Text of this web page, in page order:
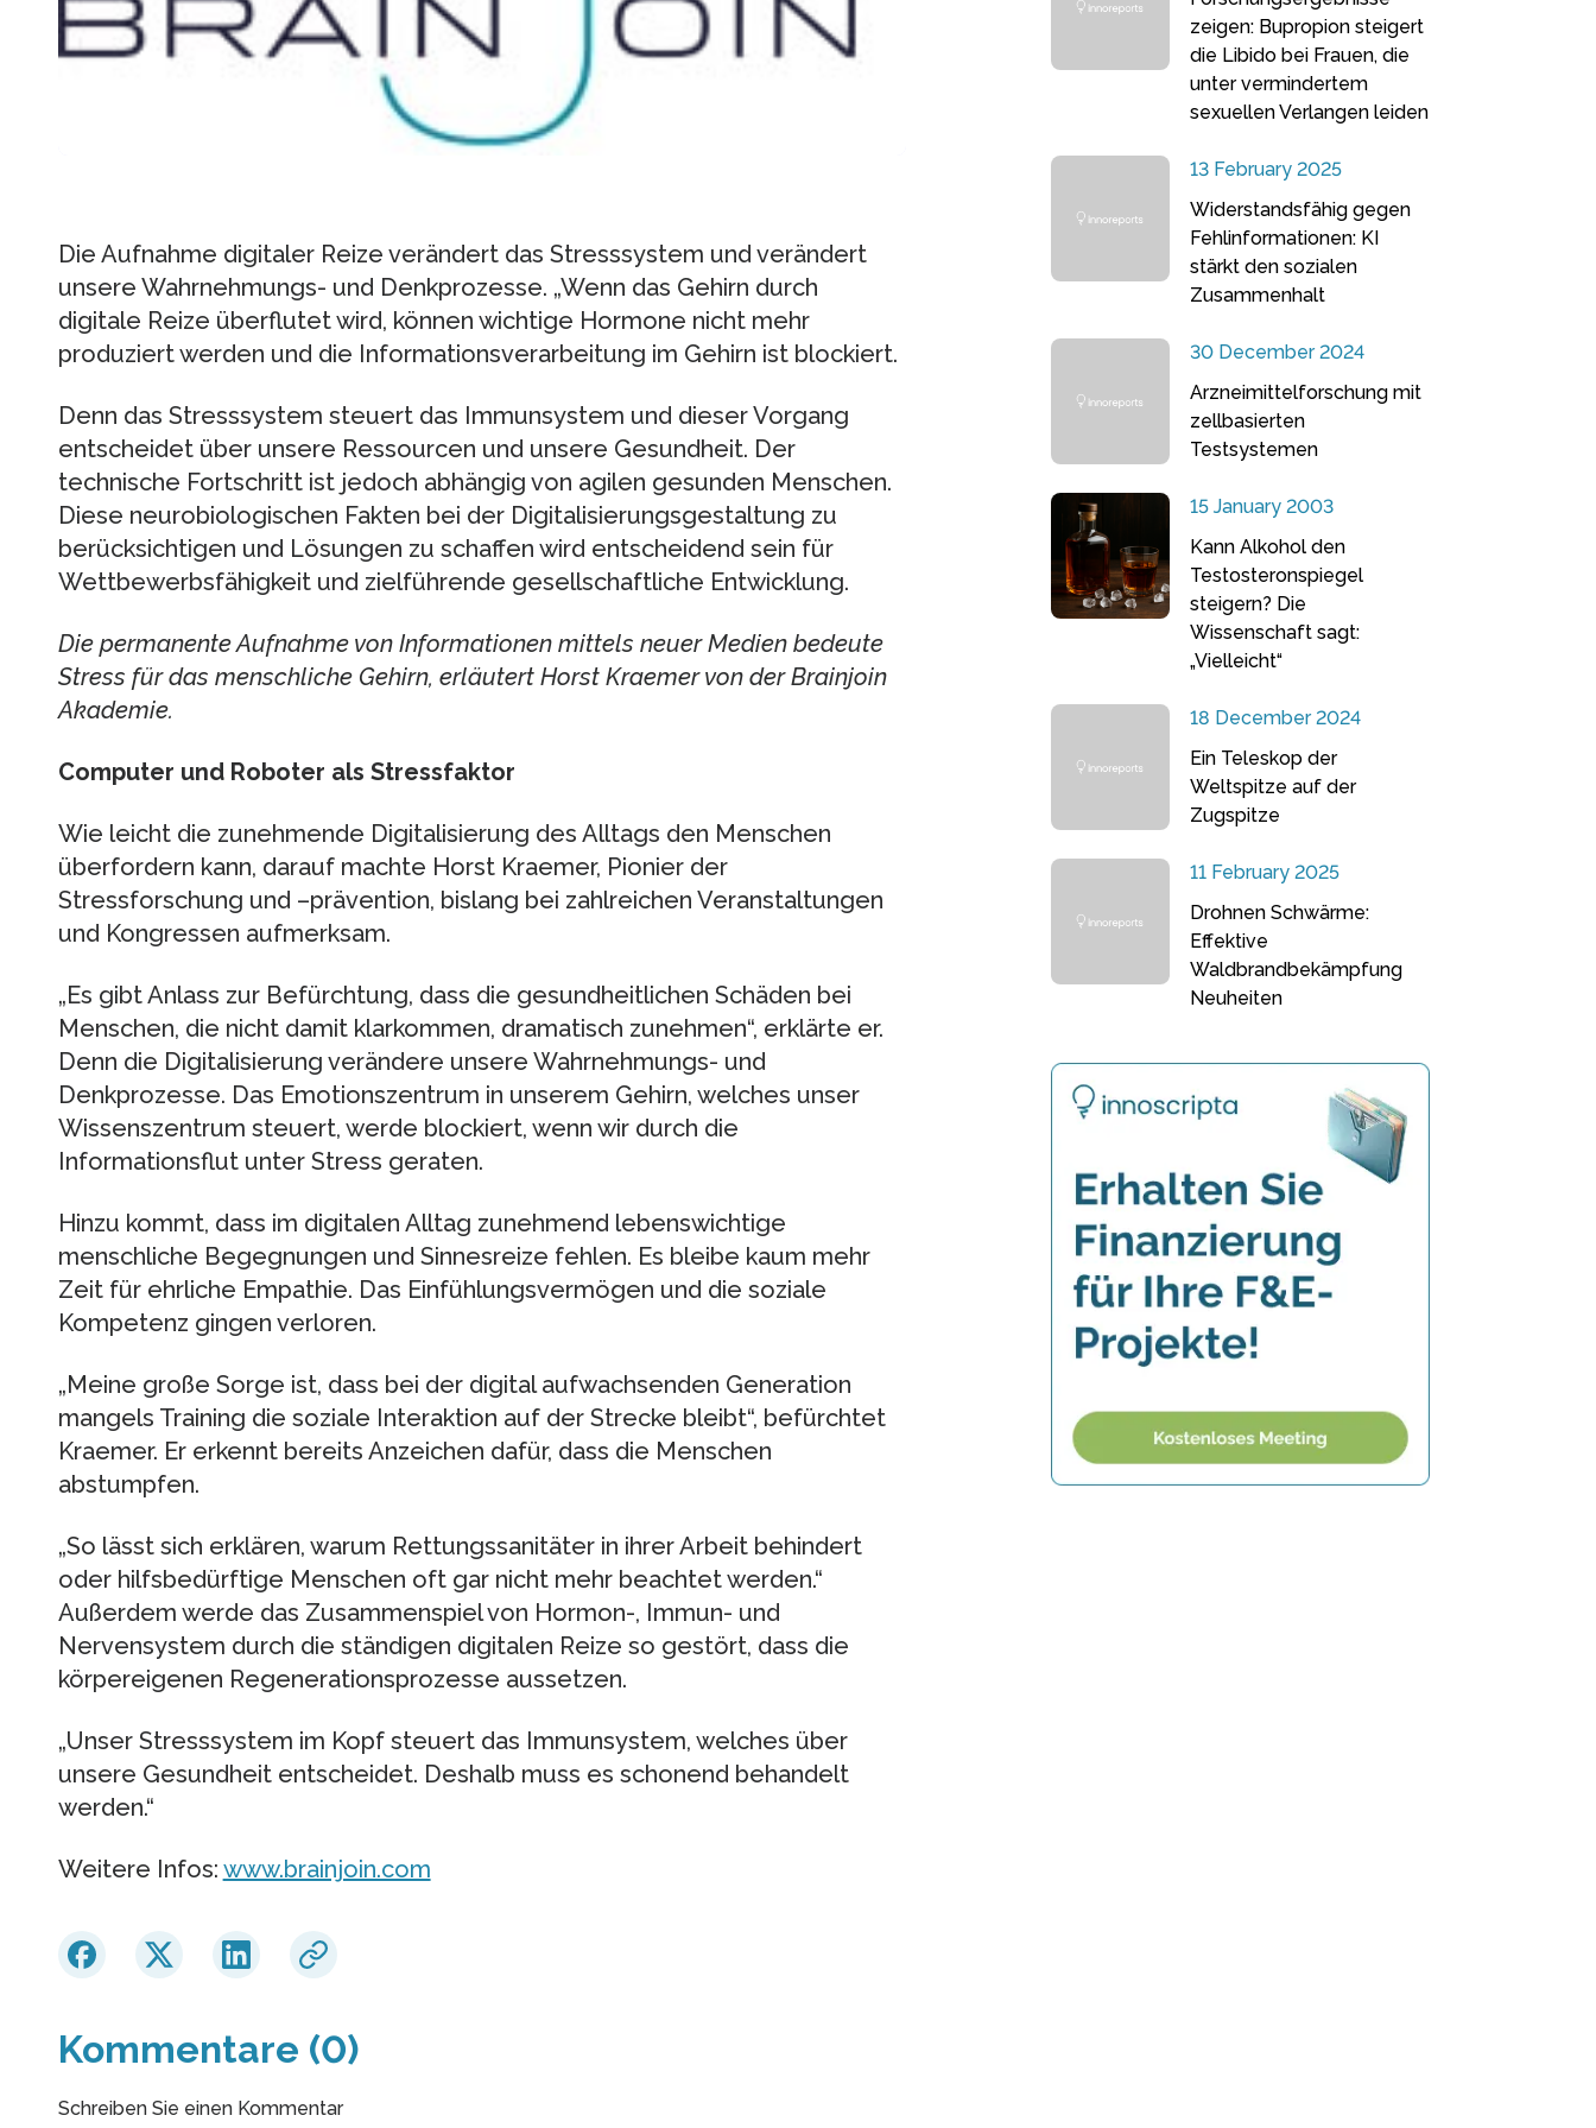
Die Aufnahme digitaler Reize verändert das Stresssystem und verändert
unsere Wahrnehmungs- und Denkprozesse. „Wenn das Gehirn durch
digitale Reize überflutet wird, können wichtige Hormone nicht mehr
produziert werden und die Informationsverarbeitung im Gehirn ist blockiert.
Denn das Stresssystem steuert das Immunsystem und dieser Vorgang
entscheidet über unsere Ressourcen und unsere Gesundheit. Der
technische Fortschritt ist jedoch abhängig von agilen gesunden Menschen.
Diese neurobiologischen Fakten bei der Digitalisierungsgestaltung zu
berücksichtigen und Lösungen zu schaffen wird entscheidend sein für
Wettbewerbsfähigkeit und zielführende gesellschaftliche Entwicklung.
Die permanente Aufnahme von Informationen mittels neuer Medien bedeute
Stress für das menschliche Gehirn, erläutert Horst Kraemer von der Brainjoin
Akademie.
Computer und Roboter als Stressfaktor
Wie leicht die zunehmende Digitalisierung des Alltags den Menschen
überfordern kann, darauf machte Horst Kraemer, Pionier der
Stressforschung und –prävention, bislang bei zahlreichen Veranstaltungen
und Kongressen aufmerksam.
„Es gibt Anlass zur Befürchtung, dass die gesundheitlichen Schäden bei
Menschen, die nicht damit klarkommen, dramatisch zunehmen“, erklärte er.
Denn die Digitalisierung verändere unsere Wahrnehmungs- und
Denkprozesse. Das Emotionszentrum in unserem Gehirn, welches unser
Wissenszentrum steuert, werde blockiert, wenn wir durch die
Informationsflut unter Stress geraten.
Hinzu kommt, dass im digitalen Alltag zunehmend lebenswichtige
menschliche Begegnungen und Sinnesreize fehlen. Es bleibe kaum mehr
Zeit für ehrliche Empathie. Das Einfühlungsvermögen und die soziale
Kompetenz gingen verloren.
„Meine große Sorge ist, dass bei der digital aufwachsenden Generation
mangels Training die soziale Interaktion auf der Strecke bleibt“, befürchtet
Kraemer. Er erkennt bereits Anzeichen dafür, dass die Menschen
abstumpfen.
„So lässt sich erklären, warum Rettungssanitäter in ihrer Arbeit behindert
oder hilfsbedürftige Menschen oft gar nicht mehr beachtet werden.“
Außerdem werde das Zusammenspiel von Hormon-, Immun- und
Nervensystem durch die ständigen digitalen Reize so gestört, dass die
körpereigenen Regenerationsprozesse aussetzen.
„Unser Stresssystem im Kopf steuert das Immunsystem, welches über
unsere Gesundheit entscheidet. Deshalb muss es schonend behandelt
werden.“
Weitere Infos: www.brainjoin.com
Kommentare (0)
Schreiben Sie einen Kommentar
zeigen: Bupropion steigert
die Libido bei Frauen, die
unter vermindertem
sexuellen Verlangen leiden
13 February 2025
Widerstandsfähig gegen
Fehlinformationen: KI
stärkt den sozialen
Zusammenhalt
30 December 2024
Arzneimittelforschung mit
zellbasierten
Testsystemen
15 January 2003
Kann Alkohol den
Testosteronspiegel
steigern? Die
Wissenschaft sagt:
„Vielleicht“
18 December 2024
Ein Teleskop der
Weltspitze auf der
Zugspitze
11 February 2025
Drohnen Schwärme:
Effektive
Waldbrandbekämpfung
Neuheiten